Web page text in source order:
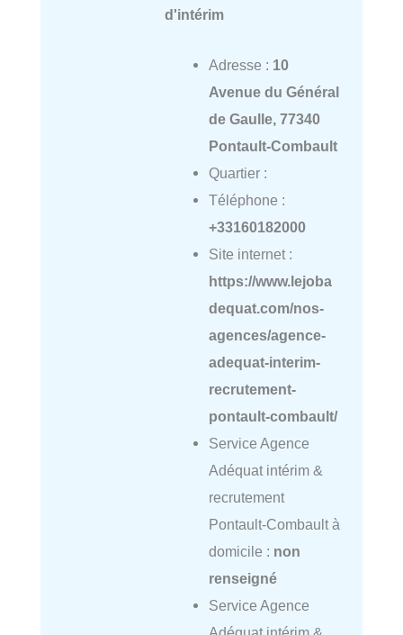
d'intérim
Adresse : 10
Avenue du Général
de Gaulle, 77340
Pontault-Combault
Quartier :
Téléphone :
+33160182000
Site internet :
https://www.lejoba
dequat.com/nos-
agences/agence-
adequat-interim-
recrutement-
pontault-combault/
Service Agence
Adéquat intérim &
recrutement
Pontault-Combault à
domicile : non
renseigné
Service Agence